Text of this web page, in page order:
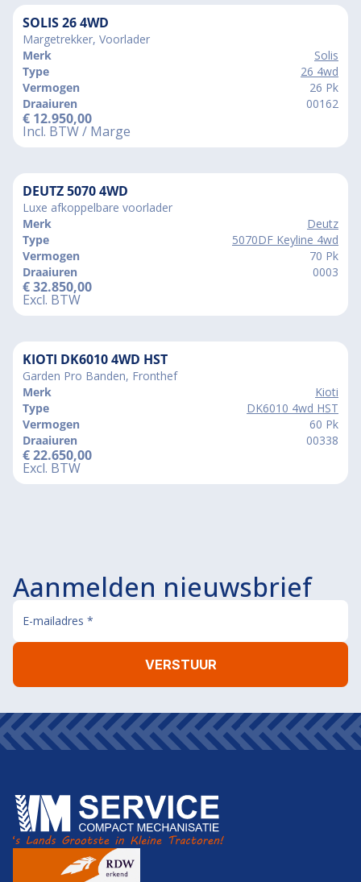
SOLIS 26 4WD
Margetrekker, Voorlader
Merk
Solis
Type
26 4wd
Vermogen
26 Pk
Draaiuren
00162
€ 12.950,00
Incl. BTW / Marge
DEUTZ 5070 4WD
Luxe afkoppelbare voorlader
Merk
Deutz
Type
5070DF Keyline 4wd
Vermogen
70 Pk
Draaiuren
0003
€32.850,00
Excl. BTW
KIOTI DK6010 4WD HST
Garden Pro Banden, Fronthef
Merk
Kioti
Type
DK6010 4wd HST
Vermogen
60 Pk
Draaiuren
00338
€22.650,00
Excl. BTW
Aanmelden nieuwsbrief